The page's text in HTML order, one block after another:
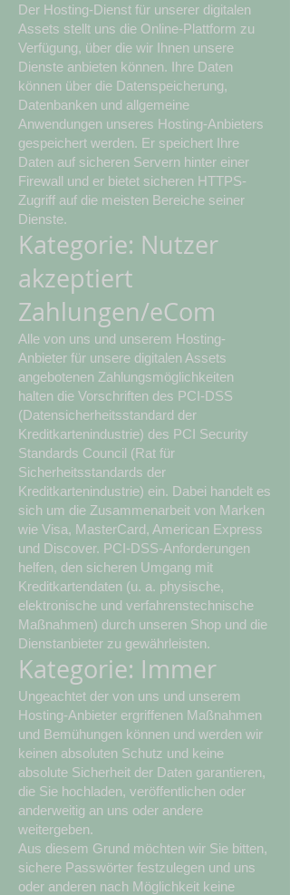
Der Hosting-Dienst für unserer digitalen
Assets stellt uns die Online-Plattform zu
Verfügung, über die wir Ihnen unsere
Dienste anbieten können. Ihre Daten
können über die Datenspeicherung,
Datenbanken und allgemeine
Anwendungen unseres Hosting-Anbieters
gespeichert werden. Er speichert Ihre
Daten auf sicheren Servern hinter einer
Firewall und er bietet sicheren HTTPS-
Zugriff auf die meisten Bereiche seiner
Dienste.
Kategorie: Nutzer
akzeptiert
Zahlungen/eCom
Alle von uns und unserem Hosting-
Anbieter für unsere digitalen Assets
angebotenen Zahlungsmöglichkeiten
halten die Vorschriften des PCI-DSS
(Datensicherheitsstandard der
Kreditkartenindustrie) des PCI Security
Standards Council (Rat für
Sicherheitsstandards der
Kreditkartenindustrie) ein. Dabei handelt es
sich um die Zusammenarbeit von Marken
wie Visa, MasterCard, American Express
und Discover. PCI-DSS-Anforderungen
helfen, den sicheren Umgang mit
Kreditkartendaten (u. a. physische,
elektronische und verfahrenstechnische
Maßnahmen) durch unseren Shop und die
Dienstanbieter zu gewährleisten.
Kategorie: Immer
Ungeachtet der von uns und unserem
Hosting-Anbieter ergriffenen Maßnahmen
und Bemühungen können und werden wir
keinen absoluten Schutz und keine
absolute Sicherheit der Daten garantieren,
die Sie hochladen, veröffentlichen oder
anderweitig an uns oder andere
weitergeben.
Aus diesem Grund möchten wir Sie bitten,
sichere Passwörter festzulegen und uns
oder anderen nach Möglichkeit keine